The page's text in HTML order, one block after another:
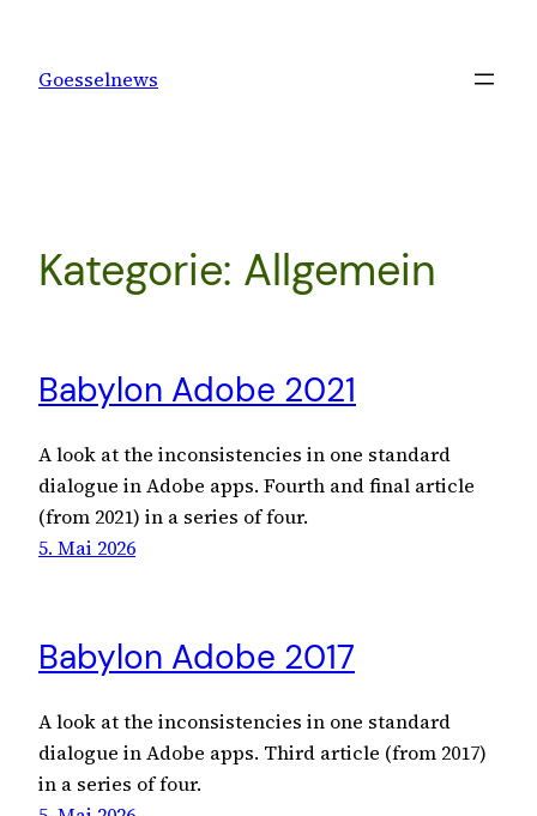
springen
Goesselnews
Kategorie: Allgemein
Babylon Adobe 2021
A look at the inconsistencies in one standard
dialogue in Adobe apps. Fourth and final article
(from 2021) in a series of four.
5. Mai 2026
Babylon Adobe 2017
A look at the inconsistencies in one standard
dialogue in Adobe apps. Third article (from 2017)
in a series of four.